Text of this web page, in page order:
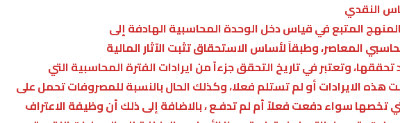
النقدي
المتبع في قياس دخل الوحدة المحاسبية الهادفة إلى
المعاصر، وطبقاً لأساس الاستحقاق تثبت الآثار المالية
تحققها، وتعتبر في تاريخ التحقق جزءاً من ايرادات الفترة المحاسبية التي
الايرادات أو لم تستلم فعلا، وكذلك الحال بالنسبة للمصروفات تحمل على
تخصها سواء دفعت فعلاً أم لم تدفـع ، بالاضافة إلى ذلك أن وظيفة الاعتراف